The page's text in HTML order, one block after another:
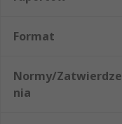
Format
Normy/Zatwierdze
nia